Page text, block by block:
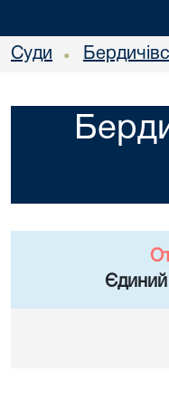
Суди •
Єдиний